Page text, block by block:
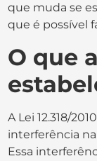
que muda se
que é possível
O que
A Lei 12.318/
interferência
Essa